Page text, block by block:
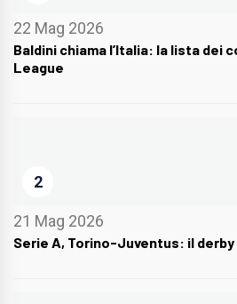
22 Mag 2026
Baldini chiama l’Italia: la lista dei
League
2
21 Mag 2026
Serie A, Torino-Juventus: il derby